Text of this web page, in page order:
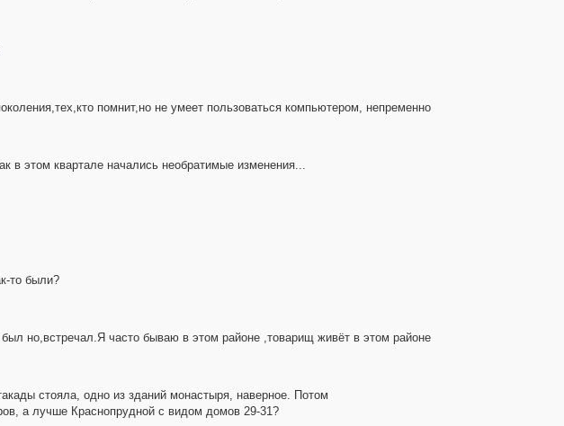
помнит,но не умеет пользоваться компьютером, непременно
этом квартале начались необратимые изменения...
то были?
но,встречал.Я часто бываю в этом районе ,товарищ живёт в этом районе
стояла, одно из зданий монастыря, наверное. Потом
а лучше Краснопрудной с видом домов 29-31?